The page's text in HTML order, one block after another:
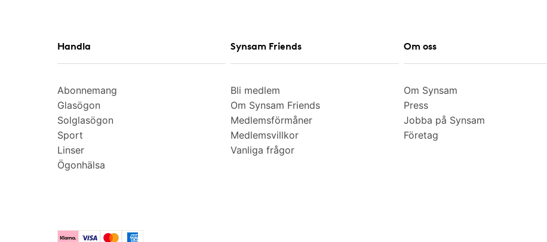
Handla
Abonnemang
Glasögon
Solglasögon
Sport
Linser
Ögonhälsa
Synsam Friends
Bli medlem
Om Synsam Friends
Medlemsförmåner
Medlemsvillkor
Vanliga frågor
Om oss
Om Synsam
Press
Jobba på Synsam
Företag
KlarnaVisa MastercardAmerican Express